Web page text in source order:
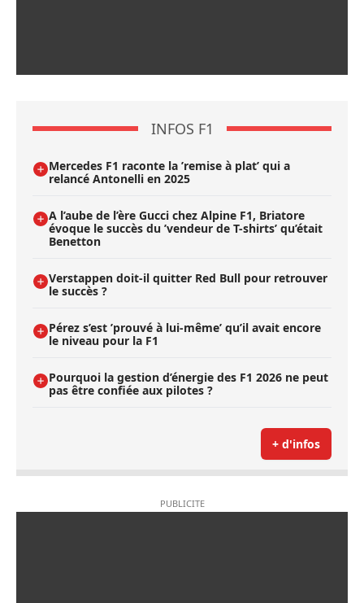
INFOS F1
Mercedes F1 raconte la ’remise à plat’ qui a
relancé Antonelli en 2025
A l’aube de l’ère Gucci chez Alpine F1, Briatore
évoque le succès du ’vendeur de T-shirts’ qu’était
Benetton
Verstappen doit-il quitter Red Bull pour retrouver
le succès ?
Pérez s’est ’prouvé à lui-même’ qu’il avait encore
le niveau pour la F1
Pourquoi la gestion d’énergie des F1 2026 ne peut
pas être confiée aux pilotes ?
+ d'infos